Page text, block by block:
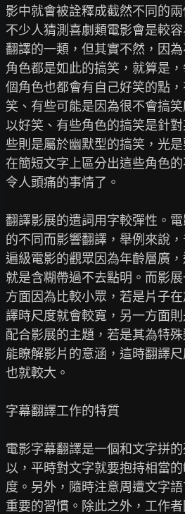
影中就會被詮釋成截然不同的
不少人猜測喜劇類電影會是較容
翻譯的一類，但其實不然，因
角色都是如此的搞笑，就算是
個角色也都會有自己好笑的點
笑、有些可能是因為很不會搞
以好笑、有些角色的搞笑是針
些則是屬於幽默型的搞笑，光是
在簡短文字上區分出這些角色
令人頭痛的事情了。
翻譯影展的遣詞用字較彈性。
的不同而影響翻譯，舉例來說，
遍級電影的觀眾因為年齡層廣
就是含糊帶過不去點明。而影
方面因為比較小眾，若是片子
譯時尺度就會較寬，另一方面則
配合影展的主題，若是其為特
能瞭解影片的意涵，這時翻譯尺
也就較大。
字幕翻譯工作的特質
電影字幕翻譯是一個和文字拼
以，平時對文字就要抱持相當
度。另外，隨時注意周遭文字
重要的習慣。除此之外，工作者